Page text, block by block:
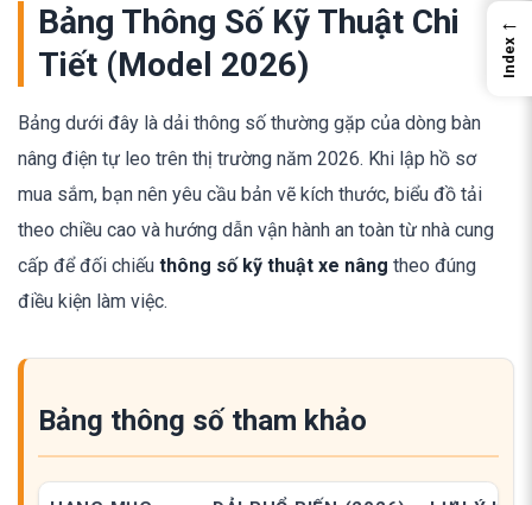
Bảng Thông Số Kỹ Thuật Chi
Tiết (Model 2026)
Bảng dưới đây là dải thông số thường gặp của dòng bàn
nâng điện tự leo trên thị trường năm 2026. Khi lập hồ sơ
mua sắm, bạn nên yêu cầu bản vẽ kích thước, biểu đồ tải
theo chiều cao và hướng dẫn vận hành an toàn từ nhà cung
cấp để đối chiếu thông số kỹ thuật xe nâng theo đúng
điều kiện làm việc.
Bảng thông số tham khảo
←
Index